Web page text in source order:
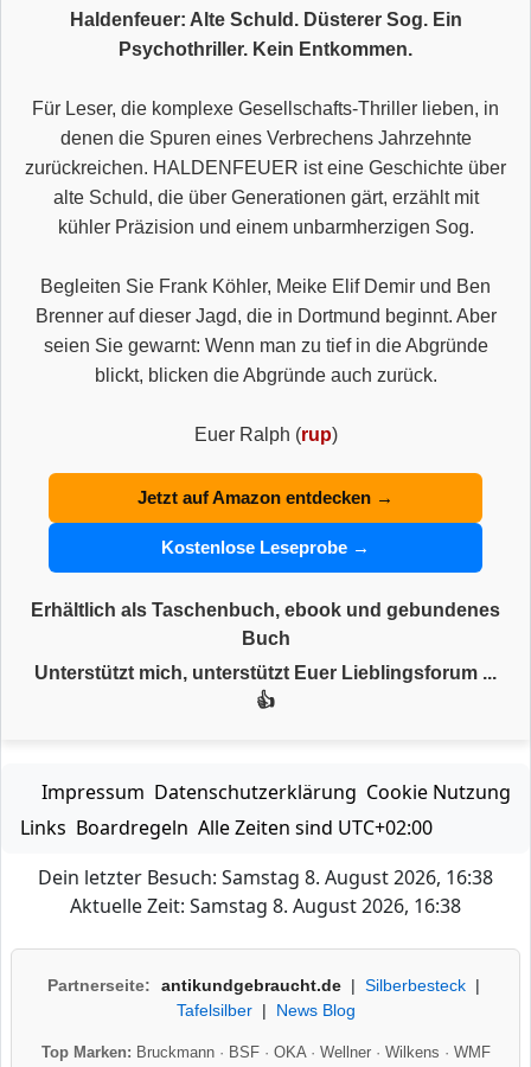
Haldenfeuer: Alte Schuld. Düsterer Sog. Ein
Psychothriller. Kein Entkommen.
Für Leser, die komplexe Gesellschafts-Thriller lieben, in
denen die Spuren eines Verbrechens Jahrzehnte
zurückreichen. HALDENFEUER ist eine Geschichte über
alte Schuld, die über Generationen gärt, erzählt mit
kühler Präzision und einem unbarmherzigen Sog.
Begleiten Sie Frank Köhler, Meike Elif Demir und Ben
Brenner auf dieser Jagd, die in Dortmund beginnt. Aber
seien Sie gewarnt: Wenn man zu tief in die Abgründe
blickt, blicken die Abgründe auch zurück.
Euer Ralph (rup)
Jetzt auf Amazon entdecken →
Kostenlose Leseprobe →
Erhältlich als Taschenbuch, ebook und gebundenes
Buch
Unterstützt mich, unterstützt Euer Lieblingsforum ...
👍
Impressum Datenschutzerklärung Cookie Nutzung
Links Boardregeln Alle Zeiten sind UTC+02:00
Dein letzter Besuch: Samstag 8. August 2026, 16:38
Aktuelle Zeit: Samstag 8. August 2026, 16:38
Partnerseite: antikundgebraucht.de| Silberbesteck|
Tafelsilber| News Blog
Top Marken: Bruckmann· BSF· OKA· Wellner· Wilkens · WMF